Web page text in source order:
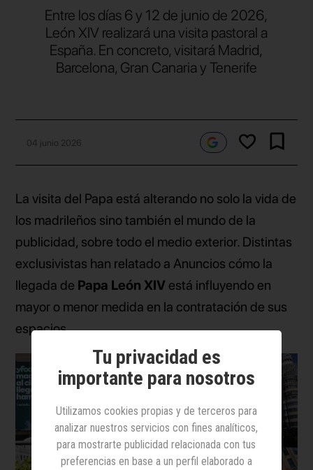
Entre los días 6 y 12 de junio de 2026,
León XIV realizará una visita pastoral a
España. En concreto, visitará Madrid,
Barcelona, Gran Canaria y Tenerife
04 junio 2026
La visita del Papa está alterando no solo la vida de
los madrileños sino también el mundo de la
publicidad, sobre todo el medio exterior. Distintas
exclusivistas han relatado a Anuncios cómo la
llegada de Papa León XIV está influyendo en
mayor o menor medida en la contratación de sus
espacios.
Tu privacidad es
importante para nosotros
Utilizamos cookies propias y de terceros para
analizar nuestros servicios con fines analíticos,
para mostrarte publicidad relacionada con tus
preferencias en base a un perfil elaborado a